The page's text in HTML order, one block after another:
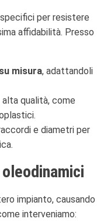
per resistere
affidabilità. Presso
misura, adattandoli
qualità, come
e diametri per
impianto, causando
interveniamo: